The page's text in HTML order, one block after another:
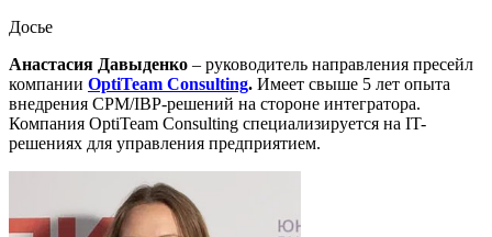
Досье
Анастасия Давыденко – руководитель направления пресейл
компании OptiTeam Consulting. Имеет свыше 5 лет опыта
внедрения CPM/IBP-решений на стороне интегратора.
Компания OptiTeam Consulting специализируется на IT-
решениях для управления предприятием.